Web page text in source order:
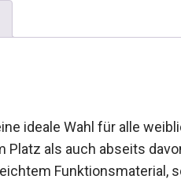
ideale Wahl für alle
als auch abseits
Funktionsmaterial,